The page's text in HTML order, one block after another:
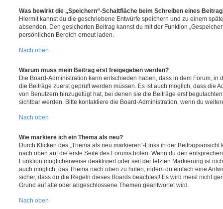
Was bewirkt die „Speichern“-Schaltfläche beim Schreiben eines
Hiermit kannst du die geschriebene Entwürfe speichern und zu einem
absenden. Den gesicherten Beitrag kannst du mit der Funktion
persönlichen Bereich erneut laden.
Nach oben
Warum muss mein Beitrag erst freigegeben werden?
Die Board-Administration kann entschieden haben, dass in dem Forum, in
die Beiträge zuerst geprüft werden müssen. Es ist auch möglich, dass die
von Benutzern hinzugefügt hat, bei denen sie die Beiträge erst
sichtbar werden. Bitte kontaktiere die Board-Administration, wenn du
Nach oben
Wie markiere ich ein Thema als neu?
Durch Klicken des „Thema als neu markieren“-Links in der
nach oben auf die erste Seite des Forums holen. Wenn du den
Funktion möglicherweise deaktiviert oder seit der letzten Markierung ist
auch möglich, das Thema nach oben zu holen, indem du einfach eine
sicher, dass du die Regeln dieses Boards beachtest! Es wird meist nicht
Grund auf alte oder abgeschlossene Themen geantwortet wird.
Nach oben